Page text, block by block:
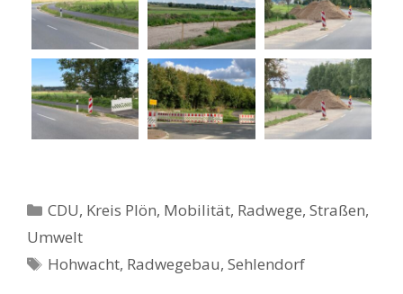
Kategorien
CDU, Kreis Plön, Mobilität, Radwege, Straßen,
Umwelt
Schlagwörter
Hohwacht, Radwegebau,Sehlendorf